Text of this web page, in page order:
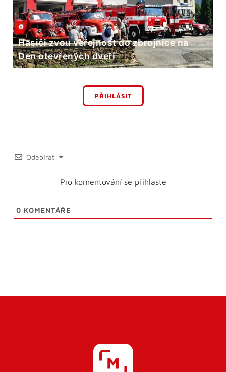
Hasiči zvou veřejnost do zbrojnice na
Den otevřených dveří
PŘIHLÁSIT
Odebírat
Pro komentování se přihlaste
0 KOMENTÁŘE